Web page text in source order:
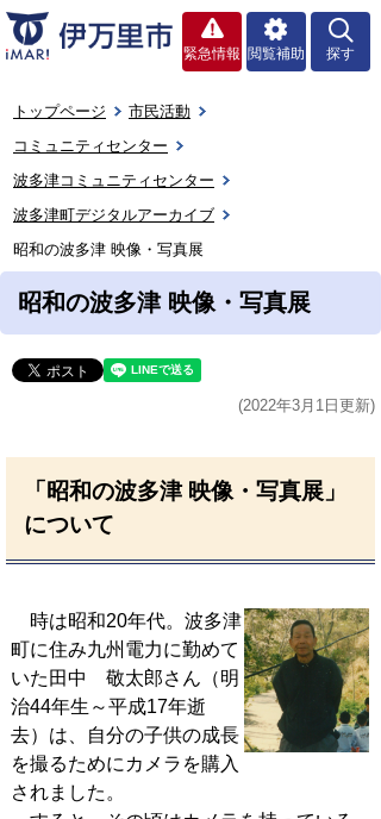
緊急情報 閲覧補助 探す
トップページ
市民活動
コミュニティセンター
波多津コミュニティセンター
波多津町デジタルアーカイブ
昭和の波多津 映像・写真展
昭和の波多津 映像・写真展
(2022年3月1日更新)
「昭和の波多津 映像・写真展」
について
時は昭和20年代。波多津
町に住み九州電力に勤めて
いた田中 敬太郎さん（明
治44年生～平成17年逝
去）は、自分の子供の成長
を撮るためにカメラを購入
されました。